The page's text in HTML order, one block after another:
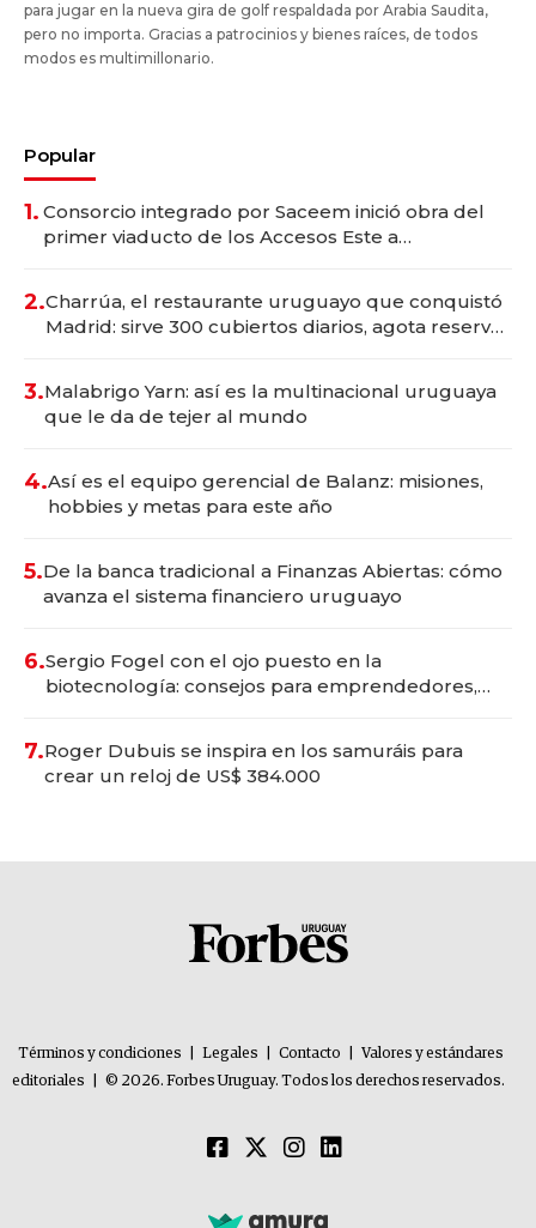
para jugar en la nueva gira de golf respaldada por Arabia Saudita,
pero no importa. Gracias a patrocinios y bienes raíces, de todos
modos es multimillonario.
Popular
1. Consorcio integrado por Saceem inició obra del
primer viaducto de los Accesos Este a
2.Charrúa, el restaurante uruguayo que conquistó
Madrid: sirve 300 cubiertos diarios, agota reservas
3.Malabrigo Yarn: así es la multinacional uruguaya
que le da de tejer al mundo
4.Así es el equipo gerencial de Balanz: misiones,
hobbies y metas para este año
5.De la banca tradicional a Finanzas Abiertas: cómo
avanza el sistema financiero uruguayo
6.Sergio Fogel con el ojo puesto en la
biotecnología: consejos para emprendedores,
7.Roger Dubuis se inspira en los samuráis para
crear un reloj de US$ 384.000
Términos y condiciones Legales Contacto
Valores y estándares
editoriales
© 2026. Forbes Uruguay. Todos los derechos reservados.